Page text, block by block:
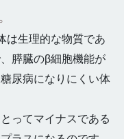
は生理的な物質であ
膵臓のβ細胞機能が
尿病になりにくい体
ってマイナスである